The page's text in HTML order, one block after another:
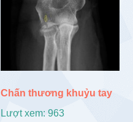
Chấn thương khuỷu tay
Lượt xem: 963